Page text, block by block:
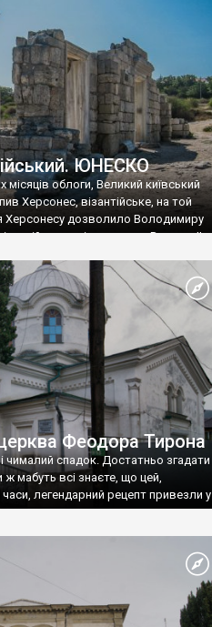
викрадені з фондів об’єкту
«Херсонеса Таврійського».
Візантії», але експерти та
це лише […]
ЮНЕСКО
місяців облоги, Великий київський
Херсонес, візантійське, на той
Херсонесу дозволило Володимиру
імператору Василю ІІ,
став Василем-
Хрещення Русі. На честь
названо місто […]
Феодора Тирона
чималий спадок. Достатньо згадати
ж мабуть всі знаєте, що цей,
часи, легендарний рецепт привезли у